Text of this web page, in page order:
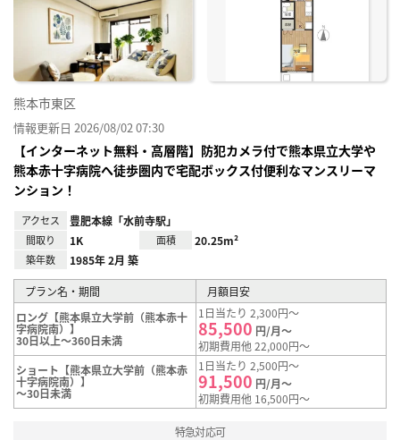
熊本市東区
情報更新日 2026/08/02 07:30
【インターネット無料・高層階】防犯カメラ付で熊本県立大学や
熊本赤十字病院へ徒歩圏内で宅配ボックス付便利なマンスリーマ
ンション！
アクセス 豊肥本線「水前寺駅」
間取り 1K 面積 20.25m²
築年数 1985年 2月 築
プラン名・期間
月額目安
ロング【熊本県立大学前（熊本赤十
字病院南）】
30日以上～360日未満
1日当たり 2,300円～
85,500 円/月～
初期費用他 22,000円～
ショート【熊本県立大学前（熊本赤
十字病院南）】
～30日未満
1日当たり 2,500円～
91,500 円/月～
初期費用他 16,500円～
特急対応可